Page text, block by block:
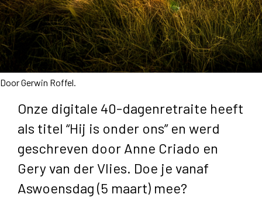
Door Gerwin Roffel.
Onze digitale 40-dagenretraite heeft
als titel “Hij is onder ons” en werd
geschreven door Anne Criado en
Gery van der Vlies. Doe je vanaf
Aswoensdag (5 maart) mee?